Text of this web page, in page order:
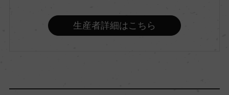
リースリング 100%生産者詳細はこちら